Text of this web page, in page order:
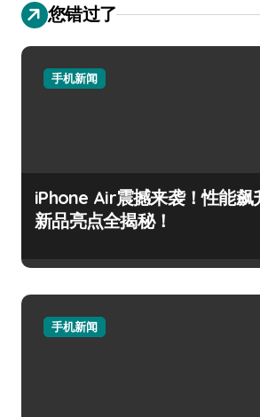
您错过了
手机新闻
iPhone Air震撼来袭！性能飙
新品亮点全揭秘！
手机新闻